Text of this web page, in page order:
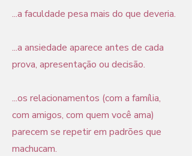
...a faculdade pesa mais do que deveria.
...a ansiedade aparece antes de cada
prova, apresentação ou decisão.
...os relacionamentos (com a família,
com amigos, com quem você ama)
parecem se repetir em padrões que
machucam.